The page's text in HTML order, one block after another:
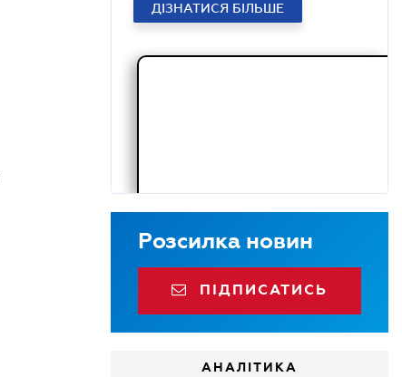
ДІЗНАТИСЯ БІЛЬШЕ
Розсилка новин
ПІДПИСАТИСЬ
АНАЛІТИКА